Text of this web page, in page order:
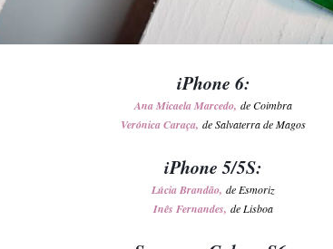
iPhone 6:
Ana Micaela Marcedo, de Coimbra
Verónica Caraça, de Salvaterra de Magos
iPhone 5/5S:
Lúcia Brandão, de Esmoriz
Inês Fernandes, de Lisboa